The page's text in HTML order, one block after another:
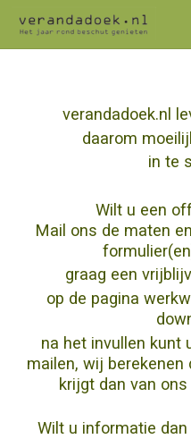
verandadoek.nl
daarom
in te
Wilt u een
Mail ons de maten
graag een
op de pagina
na het invullen kunt
mailen, wij berekenen
krijgt dan van
Wilt u informatie